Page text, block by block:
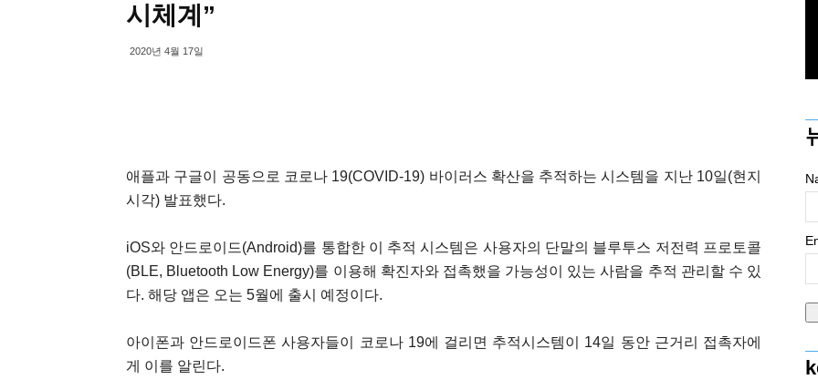
시체계”
2020년 4월 17일
애플과 구글이 공동으로 코로나 19(COVID-19) 바이러스 확산을 추적하는 시스템을 지난 10일(현지
시각) 발표했다.
iOS와 안드로이드(Android)를 통합한 이 추적 시스템은 사용자의 단말의 블루투스 저전력 프로토콜
(BLE, Bluetooth Low Energy)를 이용해 확진자와 접촉했을 가능성이 있는 사람을 추적 관리할 수 있
다. 해당 앱은 오는 5월에 출시 예정이다.
아이폰과 안드로이드폰 사용자들이 코로나 19에 걸리면 추적시스템이 14일 동안 근거리 접촉자에
게 이를 알린다.